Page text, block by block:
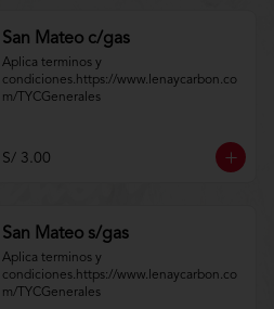
San Mateo c/gas
Aplica terminos y
condiciones.https://www.lenaycarbon.co
m/TYCGenerales
S/ 3.00
San Mateo s/gas
Aplica terminos y
condiciones.https://www.lenaycarbon.co
m/TYCGenerales